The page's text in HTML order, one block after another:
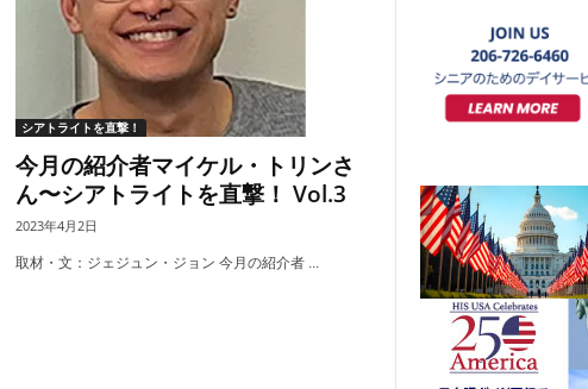
シアトライトを直撃！
今月の紹介者マイケル・トリンさ
ん〜シアトライトを直撃！ Vol.3
2023年4月2日
取材・文：ジェジュン・ジョン 今月の紹介者 ...